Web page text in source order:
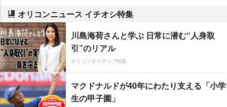
オリコンニュース イチオシ特集
川島海荷さんと学ぶ 日常に潜む“人身取
引”のリアル
オリコンタイアップ特集
マクドナルドが40年にわたり支える「小学
生の甲子園」